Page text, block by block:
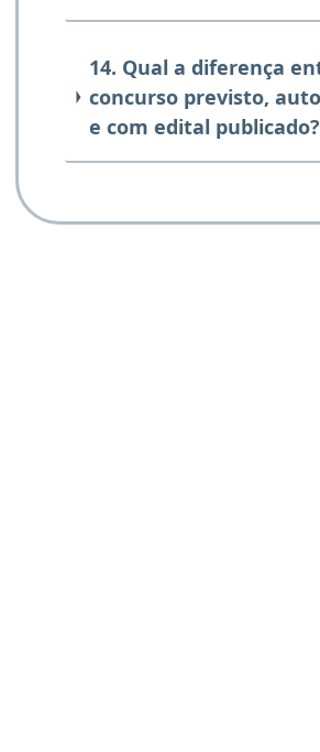
14. Qual a diferença
concurso previsto,
e com edital publicado?